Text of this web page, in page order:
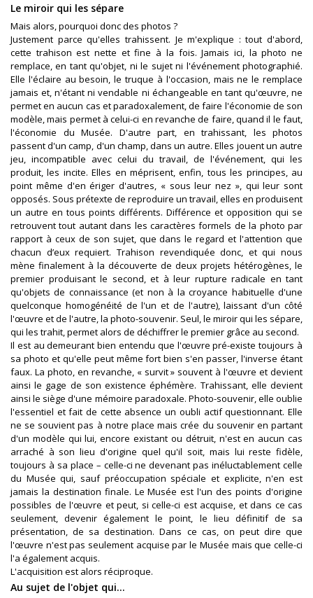
Le miroir qui les sépare
Mais alors, pourquoi donc des photos ?
Justement parce qu'elles trahissent. Je m'explique : tout d'abord,
cette trahison est nette et fine à la fois. Jamais ici, la photo ne
remplace, en tant qu'objet, ni le sujet ni l'événement photographié.
Elle l'éclaire au besoin, le truque à l'occasion, mais ne le remplace
jamais et, n'étant ni vendable ni échangeable en tant qu'œuvre, ne
permet en aucun cas et paradoxalement, de faire l'économie de son
modèle, mais permet à celui-ci en revanche de faire, quand il le faut,
l'économie du Musée. D'autre part, en trahissant, les photos
passent d'un camp, d'un champ, dans un autre. Elles jouent un autre
jeu, incompatible avec celui du travail, de l'événement, qui les
produit, les incite. Elles en méprisent, enfin, tous les principes, au
point même d'en ériger d'autres, « sous leur nez », qui leur sont
opposés. Sous prétexte de reproduire un travail, elles en produisent
un autre en tous points différents. Différence et opposition qui se
retrouvent tout autant dans les caractères formels de la photo par
rapport à ceux de son sujet, que dans le regard et l'attention que
chacun d’eux requiert. Trahison revendiquée donc, et qui nous
mène finalement à la découverte de deux projets hétérogènes, le
premier produisant le second, et à leur rupture radicale en tant
qu'objets de connaissance (et non à la croyance habituelle d'une
quelconque homogénéité de l'un et de l'autre), laissant d'un côté
l'œuvre et de l'autre, la photo-souvenir. Seul, le miroir qui les sépare,
qui les trahit, permet alors de déchiffrer le premier grâce au second.
Il est au demeurant bien entendu que l'œuvre pré-existe toujours à
sa photo et qu'elle peut même fort bien s'en passer, l'inverse étant
faux. La photo, en revanche, « survit » souvent à l'œuvre et devient
ainsi le gage de son existence éphémère. Trahissant, elle devient
ainsi le siège d'une mémoire paradoxale. Photo-souvenir, elle oublie
l'essentiel et fait de cette absence un oubli actif questionnant. Elle
ne se souvient pas à notre place mais crée du souvenir en partant
d'un modèle qui lui, encore existant ou détruit, n'est en aucun cas
arraché à son lieu d'origine quel qu'il soit, mais lui reste fidèle,
toujours à sa place – celle-ci ne devenant pas inéluctablement celle
du Musée qui, sauf préoccupation spéciale et explicite, n'en est
jamais la destination finale. Le Musée est l'un des points d'origine
possibles de l'œuvre et peut, si celle-ci est acquise, et dans ce cas
seulement, devenir également le point, le lieu définitif de sa
présentation, de sa destination. Dans ce cas, on peut dire que
l'œuvre n'est pas seulement acquise par le Musée mais que celle-ci
l'a également acquis.
L'acquisition est alors réciproque.
Au sujet de l'objet qui...